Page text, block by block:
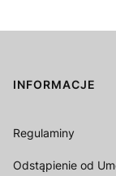
Linki w
INFORMACJE
Regulaminy
Odstąpienie od